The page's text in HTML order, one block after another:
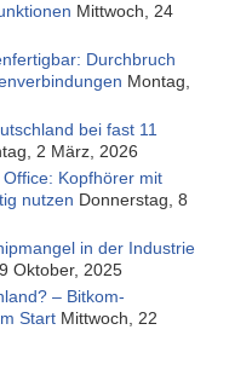
Mittwoch, 24
Durchbruch
Montag,
bei fast 11
2 März, 2026
Kopfhörer mit
nutzen Donnerstag, 8
in der Industrie
Oktober, 2025
– Bitkom-
Start Mittwoch, 22